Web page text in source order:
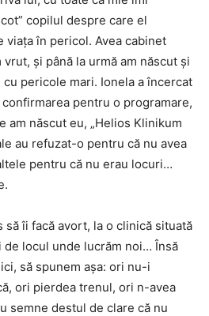
copilul despre care el
viaţa în pericol. Avea cabinet
și până la urmă am născut și
pericole mari. Ionela a încercat
pentru o programare,
am născut eu, „Helios Klinikum
au refuzat-o pentru că nu avea
pentru că nu erau locuri…
să îi facă avort, la o clinică situată
locul unde lucrăm noi… Însă
să spunem aşa: ori nu-i
ori pierdea trenul, ori n-avea
semne destul de clare că nu